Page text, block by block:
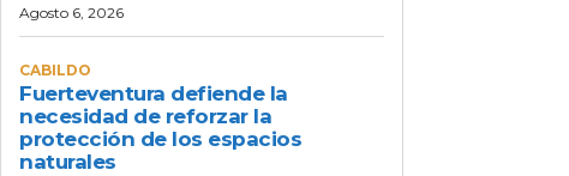
Agosto 6, 2026
CABILDO
Fuerteventura defiende la
necesidad de reforzar la
protección de los espacios
naturales